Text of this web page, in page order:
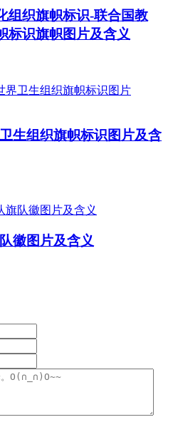
组织旗帜标识-联合国教
标识旗帜图片及含义
生组织旗帜标识图片及含
徽图片及含义